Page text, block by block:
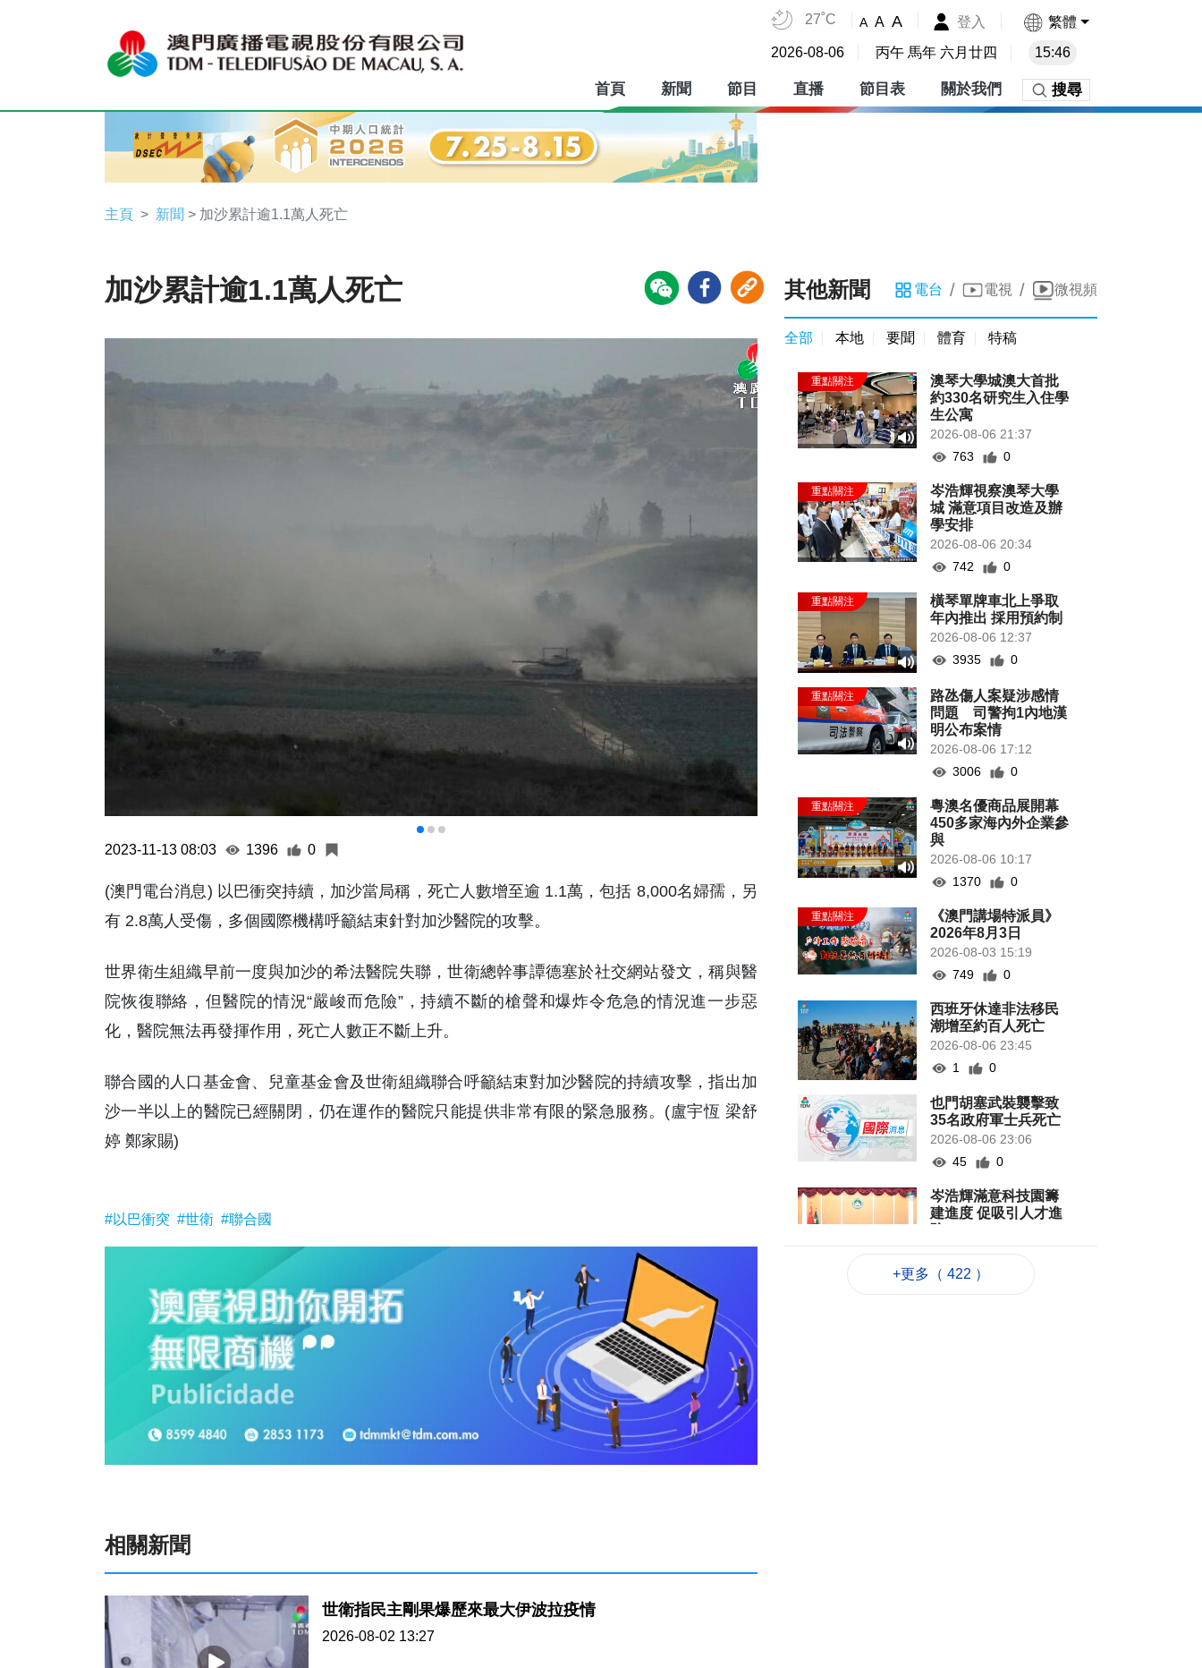
27˚C A A A 登入 繁體
2026-08-06 丙午 馬年 六月廿四 15:46
首頁 新聞 節目 直播 節目表 關於我們 搜尋
主頁 新聞 > 加沙累計逾1.1萬人死亡
加沙累計逾1.1萬人死亡
2023-11-13 08:03 1396 0
(澳門電台消息) 以巴衝突持續，加沙當局稱，死亡人數增至逾 1.1萬，包括 8,000名婦孺，另
有 2.8萬人受傷，多個國際機構呼籲結束針對加沙醫院的攻擊。
世界衛生組織早前一度與加沙的希法醫院失聯，世衛總幹事譚德塞於社交網站發文，稱與醫
院恢復聯絡，但醫院的情況“嚴峻而危險”，持續不斷的槍聲和爆炸令危急的情況進一步惡
化，醫院無法再發揮作用，死亡人數正不斷上升。
聯合國的人口基金會、兒童基金會及世衛組織聯合呼籲結束對加沙醫院的持續攻擊，指出加
沙一半以上的醫院已經關閉，仍在運作的醫院只能提供非常有限的緊急服務。(盧宇恆 梁舒
婷 鄭家賜)
#以巴衝突 #世衛 #聯合國
相關新聞
世衛指民主剛果爆歷來最大伊波拉疫情
2026-08-02 13:27
其他新聞 電台 / 電視 / 微視頻
全部 本地 要聞 體育 特稿
澳琴大學城澳大首批
約330名研究生入住學
生公寓
2026-08-06 21:37
763
0
岑浩輝視察澳琴大學
城 滿意項目改造及辦
學安排
2026-08-06 20:34
742
0
橫琴單牌車北上爭取
年內推出 採用預約制
2026-08-06 12:37
3935
0
路氹傷人案疑涉感情
問題 司警拘1內地漢
明公布案情
2026-08-06 17:12
3006
0
粵澳名優商品展開幕
450多家海內外企業參
與
2026-08-06 10:17
1370
0
《澳門講場特派員》
2026年8月3日
2026-08-03 15:19
749
0
西班牙休達非法移民
潮增至約百人死亡
2026-08-06 23:45
1
0
也門胡塞武裝襲擊致
35名政府軍士兵死亡
2026-08-06 23:06
45
0
岑浩輝滿意科技園籌
建進度 促吸引人才進
89
+更多（ 422 ）